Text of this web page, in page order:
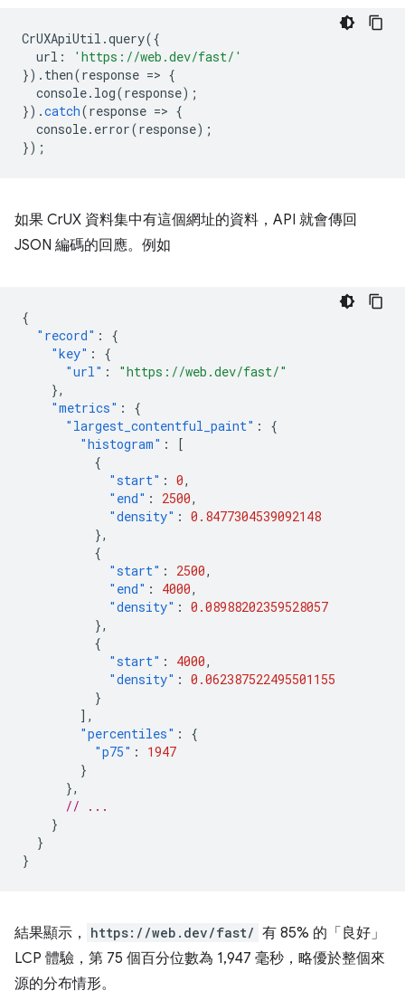
CrUXApiUtil .query({
url :
'https://web.dev/fast/'
}). then(response => {
console. log(response);
}).catch(response => {
console. error(response);
});
如果 CrUX 資料集中有這個網址的資料，API 就會傳回
JSON 編碼的回應。例如
{
"record" :
{
"key" :
{
"url" :
"https://web.dev/fast/"
},
"metrics" :
{
"largest_contentful_paint" :
{
"histogram" :
[
{
"start" : 0,
"end" : 2500,
"density" : 0.8477304539092148
},
{
"start" : 2500,
"end" : 4000,
"density" : 0.08988202359528057
},
{
"start" : 4000,
"density" : 0.062387522495501155
}
],
"percentiles" :
{
"p75" :
1947
}
},
// ...
}
}
}
結果顯示， https://web.dev/fast/ 有 85% 的「良好」
LCP 體驗，第 75 個百分位數為 1,947 毫秒，略優於整個來
源的分布情形。